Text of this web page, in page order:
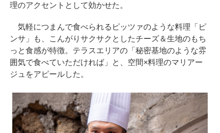
理のアクセントとして効かせた。
気軽につまんで食べられるピッツァのような料理「ピ
ンサ」も、こんがりサクサクとしたチーズ＆生地のもち
っと食感が特徴。テラスエリアの「秘密基地のような雰
囲気で食べていただければ」と、空間×料理のマリアー
ジュをアピールした。